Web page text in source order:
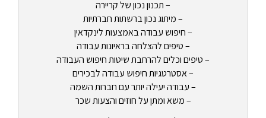
– תכנון נכון של קריירה
– מיתוג נכון ברשתות חברתיות
– חיפוש עבודה באמצעות לינקדאין
– טיפים להצלחה בראיונות עבודה
– טיפים וכלים להרחבת שיטות חיפוש העבודה
– אסטרטגיות חיפוש עבודה לבכירים
– עבודה יעילה יותר עם חברות השמה
– משא ומתן על חוזים והצעות שכר